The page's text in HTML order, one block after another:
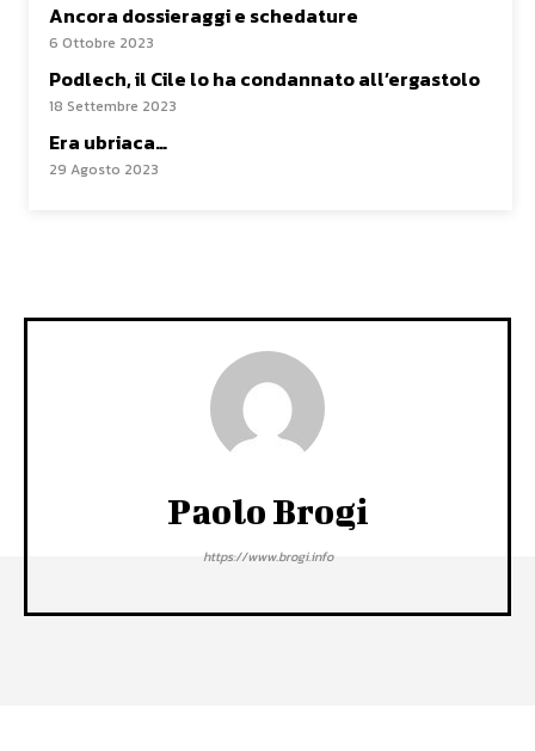
Ancora dossieraggi e schedature
6 Ottobre 2023
Podlech, il Cile lo ha condannato all’ergastolo
18 Settembre 2023
Era ubriaca…
29 Agosto 2023
Paolo Brogi
https://www.brogi.info